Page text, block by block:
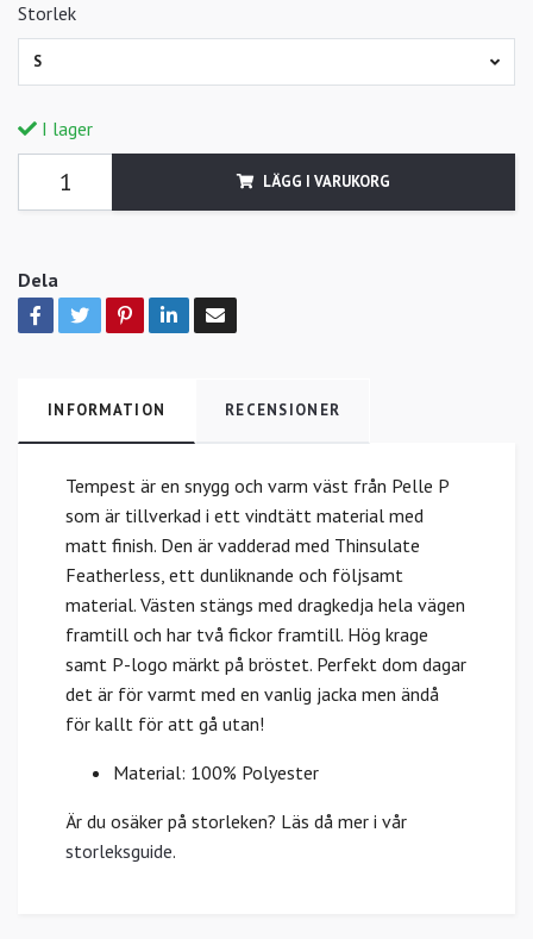
Storlek
S
I lager
LÄGG I VARUKORG
Dela
INFORMATION RECENSIONER
Tempest är en snygg och varm väst från Pelle P
som är tillverkad i ett vindtätt material med
matt finish. Den är vadderad med Thinsulate
Featherless, ett dunliknande och följsamt
material. Västen stängs med dragkedja hela vägen
framtill och har två fickor framtill. Hög krage
samt P-logo märkt på bröstet. Perfekt dom dagar
det är för varmt med en vanlig jacka men ändå
för kallt för att gå utan!
Material: 100% Polyester
Är du osäker på storleken? Läs då mer i vår
storleksguide.